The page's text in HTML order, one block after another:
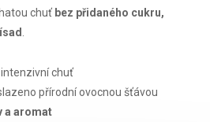
chuť bez přidaného cukru,
chuť
přírodní ovocnou šťávou
a aromat